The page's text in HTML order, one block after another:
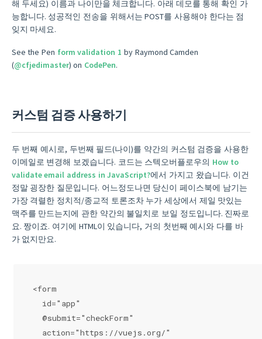
해 두세요) 이름과 나이만을 체크합니다. 아래 데모를 통해 확인 가
능합니다. 성공적인 전송을 위해서는 POST를 사용해야 한다는 점
잊지 마세요.
See the Pen form validation 1 by Raymond Camden
(@cfjedimaster) on CodePen.
커스텀 검증 사용하기
두 번째 예시로, 두번째 필드(나이)를 약간의 커스텀 검증을 사용한
이메일로 변경해 보겠습니다. 코드는 스텍오버플로우의 How to
validate email address in JavaScript?에서 가지고 왔습니다. 이건
정말 굉장한 질문입니다. 어느정도나면 당신이 페이스북에 남기는
가장 격렬한 정치적/종교적 토론조차 누가 세상에서 제일 맛있는
맥주를 만드는지에 관한 약간의 불일치로 보일 정도입니다. 진짜로
요. 짱이죠. 여기에 HTML이 있습니다, 거의 첫번째 예시와 다를 바
가 없지만요.
<form
  id="app"
  @submit="checkForm"
  action="https://vuejs.org/"